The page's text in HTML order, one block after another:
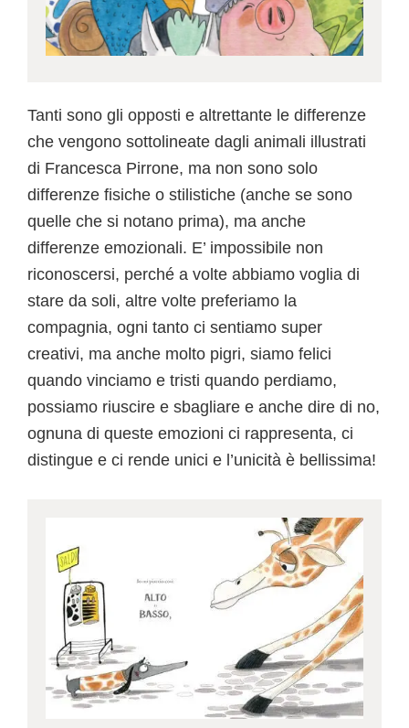
Tanti sono gli opposti e altrettante le differenze
che vengono sottolineate dagli animali illustrati
di Francesca Pirrone, ma non sono solo
differenze fisiche o stilistiche (anche se sono
quelle che si notano prima), ma anche
differenze emozionali. E’ impossibile non
riconoscersi, perché a volte abbiamo voglia di
stare da soli, altre volte preferiamo la
compagnia, ogni tanto ci sentiamo super
creativi, ma anche molto pigri, siamo felici
quando vinciamo e tristi quando perdiamo,
possiamo riuscire e sbagliare e anche dire di no,
ognuna di queste emozioni ci rappresenta, ci
distingue e ci rende unici e l’unicità è bellissima!